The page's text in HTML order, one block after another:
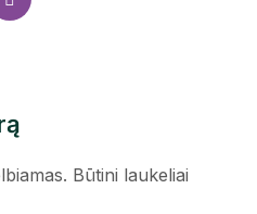
Būtini laukeliai